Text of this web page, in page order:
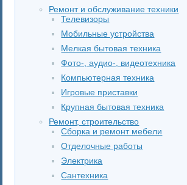
Ремонт и обслуживание техники
Телевизоры
Мобильные устройства
Мелкая бытовая техника
Фото-, аудио-, видеотехника
Компьютерная техника
Игровые приставки
Крупная бытовая техника
Ремонт, строительство
Сборка и ремонт мебели
Отделочные работы
Электрика
Сантехника